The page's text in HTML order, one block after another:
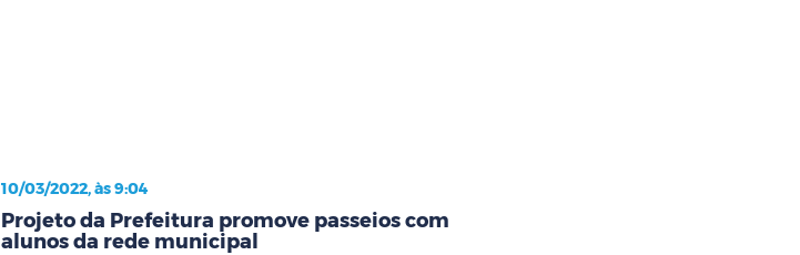
10/03/2022, às 9:04
Projeto da Prefeitura promove passeios com
alunos da rede municipal